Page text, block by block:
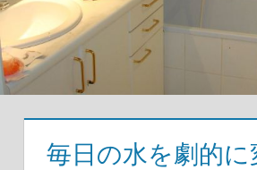
毎日の水を劇的